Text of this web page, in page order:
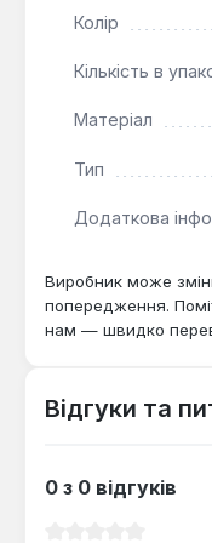
та домашнього
Колір
Кількість в
Матеріал
Тип
Додаткова
Виробник може
попередження.
нам — швидко
Відгуки та
0 з 0 відгуків